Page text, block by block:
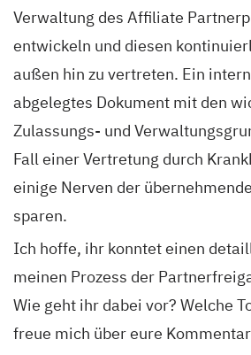
Verwaltung des Affiliate
entwickeln und diesen
außen hin zu vertreten. Ein
abgelegtes Dokument mit den
Zulassungs- und
Fall einer Vertretung durch
einige Nerven der
sparen.
Ich hoffe, ihr konntet einen
meinen Prozess der
Wie geht ihr dabei vor? Welche
freue mich über eure